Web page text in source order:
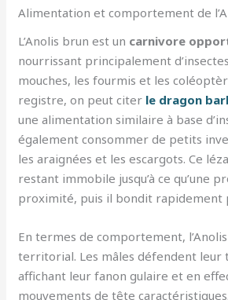
Alimentation et comportement de
L’Anolis brun est un carnivore
nourrissant principalement
mouches, les fourmis et les
registre, on peut citer le dragon
une alimentation similaire à base
également consommer de petits
les araignées et les escargots. Ce
restant immobile jusqu’à ce qu’une
proximité, puis il bondit rapidement
En termes de comportement,
territorial. Les mâles défendent
affichant leur fanon gulaire et en
mouvements de tête